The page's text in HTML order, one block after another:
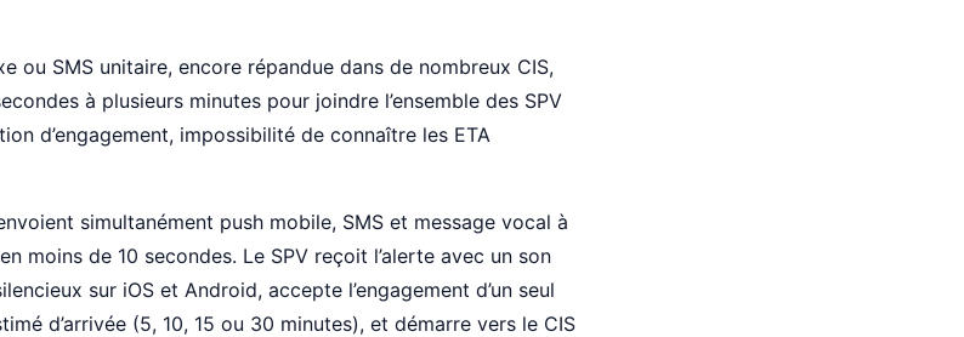
ou SMS unitaire, encore répandue dans de nombreux CIS,
à plusieurs minutes pour joindre l’ensemble des SPV
d’engagement, impossibilité de connaître les ETA
simultanément push mobile, SMS et message vocal à
moins de 10 secondes. Le SPV reçoit l’alerte avec un son
sur iOS et Android, accepte l’engagement d’un seul
d’arrivée (5, 10, 15 ou 30 minutes), et démarre vers le CIS